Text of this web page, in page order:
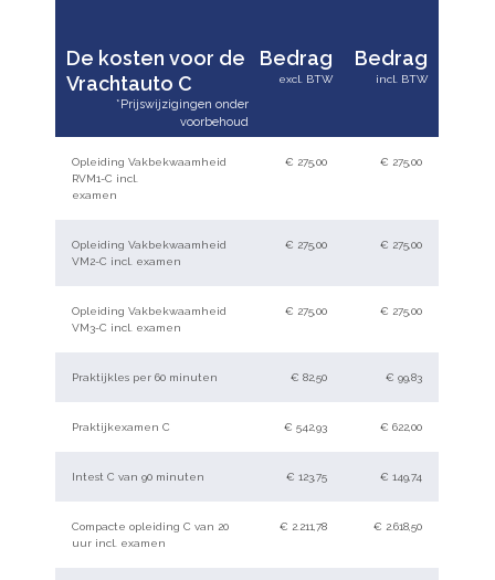
De kosten voor de
Vrachtauto C
Bedrag Bedrag
Opleiding Vakbekwaamheid
RVM1-C incl.
examen
€ 275,00 € 275,00
Opleiding Vakbekwaamheid
VM2-C incl. examen
€ 275,00 € 275,00
Opleiding Vakbekwaamheid
VM3-C incl. examen
€ 275,00 € 275,00
Praktijkles per 60 minuten € 82,50 € 99,83
Praktijkexamen C € 542,93 € 622,00
Intest C van 90 minuten € 123,75 € 149,74
Compacte opleiding C van 20
uur incl. examen
€ 2.211,78 € 2.618,50